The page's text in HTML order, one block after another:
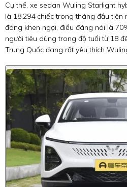
Cụ thể, xe sedan Wuling Starlight
là 18.294 chiếc trong tháng đầu
đáng khen ngợi, điều đáng nói là
người tiêu dùng trong độ tuổi từ 18
Trung Quốc đang rất yêu thích